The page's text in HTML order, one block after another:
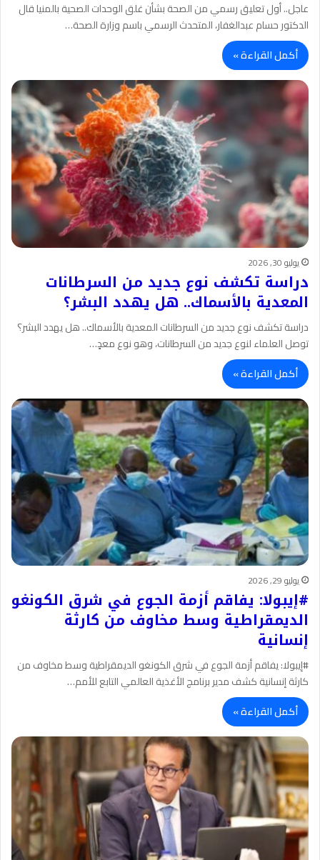
عاجل.. أول تعليق رسمي من الصحة بشأن غلق الوحدات الصحية بالمنيا قال
الدكتور حسام عبدالغفار، المتحدث الرسمي باسم وزارة الصحة…
أكمل القراءة »
يوليو 30, 2026
دراسة تكشف نوع جديد من السرطانات
المعدية بالأسماك.. هل يهدد البشر؟
دراسة تكشف نوع جديد من السرطانات المعدية بالأسماك.. هل يهدد البشر؟
توصل العلماء لنوع جديد من السرطانات، وهو نوع معدٍ…
أكمل القراءة »
يوليو 29, 2026
#إيبولا: يفاقم أزمة الجوع في شرق الكونغو
الديمقراطية وسط مخاوف من كارثة
إنسانية
#إيبولا: يفاقم أزمة الجوع في شرق الكونغو الديمقراطية وسط مخاوف من
كارثة إنسانية كشف مدير برنامج الأغذية العالمي التابع للأمم…
أكمل القراءة »